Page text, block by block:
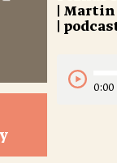
|
|
0:00